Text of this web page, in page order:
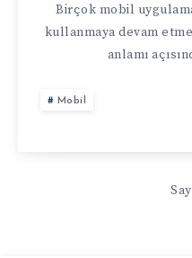
İLE
OLUN
Birçok mobil
kullanmaya devam
anlamı
Mobil